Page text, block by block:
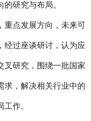
研究与布局。
重点发展方向，未来可
经过座谈研讨，认为应
叉研究，围绕一批国家
求，解决相关行业中的
作。